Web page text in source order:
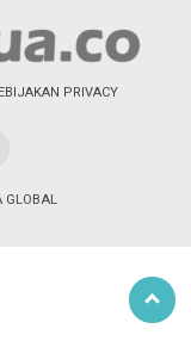
PRIVACY
GLOBAL